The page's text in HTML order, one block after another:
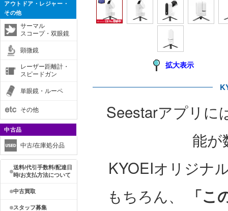
アウトドア・レジャー・
その他
サーマル
スコープ・双眼鏡
顕微鏡
レーザー距離計・
スピードガン
単眼鏡・ルーペ
その他
中古品
中古/在庫処分品
送料/代引手数料/配達日
時/お支払方法について
中古買取
スタッフ募集
拡大表示
Seestarアプリに
能が
KYOEIオリジナ
もちろん、
「